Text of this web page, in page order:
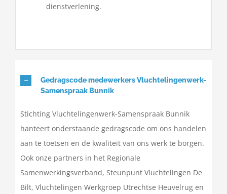
dienstverlening.
Gedragscode medewerkers Vluchtelingenwerk-
Samenspraak Bunnik
Stichting Vluchtelingenwerk-Samenspraak Bunnik
hanteert onderstaande gedragscode om ons handelen
aan te toetsen en de kwaliteit van ons werk te borgen.
Ook onze partners in het Regionale
Samenwerkingsverband, Steunpunt Vluchtelingen De
Bilt, Vluchtelingen Werkgroep Utrechtse Heuvelrug en